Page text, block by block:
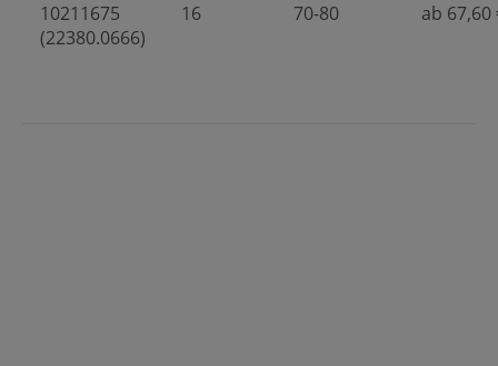
10211675
(22380.0666)
16 70-80 ab 67,60